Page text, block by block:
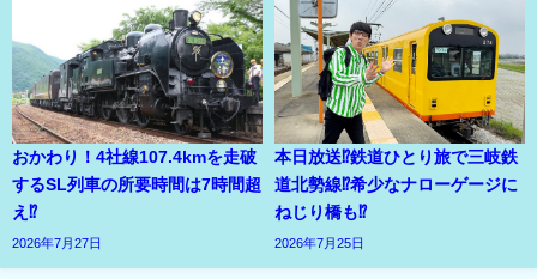
おかわり！4社線107.4kmを走破
するSL列車の所要時間は7時間超
え⁉
2026年7月27日
本日放送⁉鉄道ひとり旅で三岐鉄
道北勢線⁉希少なナローゲージに
ねじり橋も⁉
2026年7月25日